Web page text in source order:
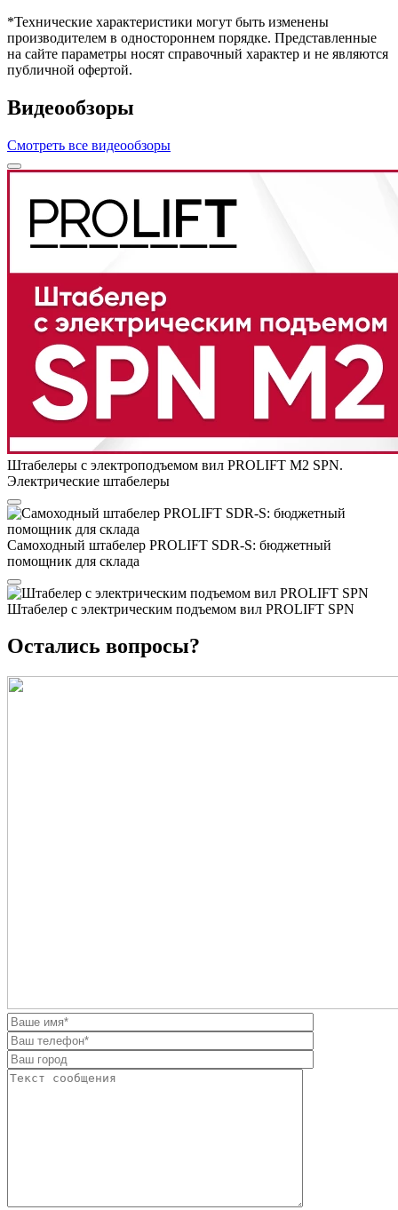
*Технические характеристики могут быть изменены
производителем в одностороннем порядке. Представленные
на сайте параметры носят справочный характер и не являются
публичной офертой.
Видеообзоры
Смотреть все видеообзоры
Штабелеры с электроподъемом вил PROLIFT M2 SPN.
Электрические штабелеры
Самоходный штабелер PROLIFT SDR-S: бюджетный
помощник для склада
Штабелер с электрическим подъемом вил PROLIFT SPN
Остались вопросы?